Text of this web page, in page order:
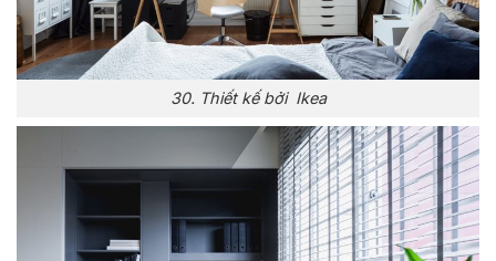
30. Thiết kế bởi Ikea